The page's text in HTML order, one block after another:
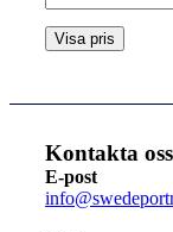
Kontakta oss
E-post